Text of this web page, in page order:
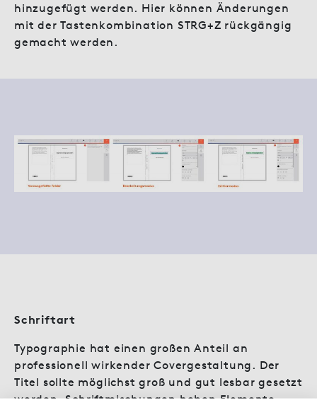
hinzugefügt werden. Hier können Änderungen
mit der Tastenkombination STRG+Z rückgängig
gemacht werden.
Schriftart
Typographie hat einen großen Anteil an
professionell wirkender Covergestaltung. Der
Titel sollte möglichst groß und gut lesbar gesetzt
werden. Schriftmischungen heben Elemente